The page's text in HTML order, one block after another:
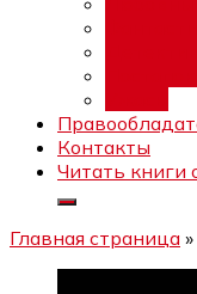
Контакты
Читать книги
Главная страница »